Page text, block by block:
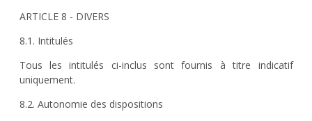
ARTICLE 8 - DIVERS
8.1. Intitulés
Tous les intitulés ci-inclus sont fournis à titre indicatif
uniquement.
8.2. Autonomie des dispositions